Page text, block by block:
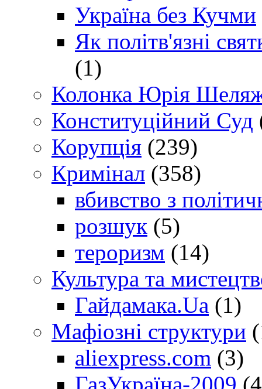
Україна без Кучми
Як політв'язні
(1)
Колонка Юрія
Конституційний Суд
Корупція (239)
Кримінал (358)
вбивство з
розшук (5)
тероризм (14)
Культура та
Гайдамака.Ua (1)
Мафіозні структури
aliexpress.com (3)
ГазУкраїна-2009